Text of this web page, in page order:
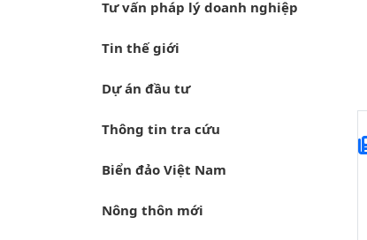
Tư vấn pháp lý doanh nghiệp
Tin thế giới
Dự án đầu tư
Thông tin tra cứu
Biển đảo Việt Nam
Nông thôn mới